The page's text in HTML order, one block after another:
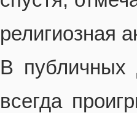
религиозная
В публичных
всегда